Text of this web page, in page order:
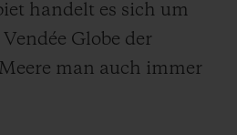
handelt es sich um
Globe der
man auch immer